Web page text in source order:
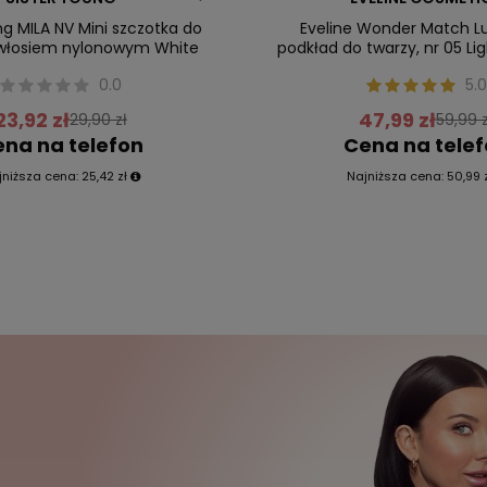
MILA NV Mini szczotka do
nylonowym White
0.0
zł29,90 zł
na telefon
cena: 25,42 zł
Eveline Wonder Match
podkład do twarzy, nr 05
5.0
47,99 zł59,99
Cena na
Najniższa cena: 50,99